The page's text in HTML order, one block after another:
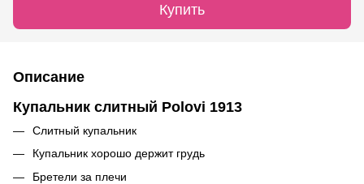
Купить
Описание
Купальник слитный Polovi 1913
Слитный купальник
Купальник хорошо держит грудь
Бретели за плечи